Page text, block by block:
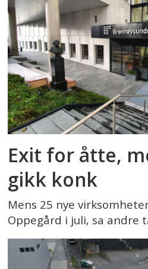
Exit for åtte,
gikk konk
Mens 25 nye
Oppegård i juli, sa andre